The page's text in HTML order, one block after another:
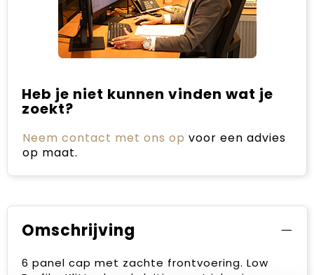
Heb je niet kunnen vinden wat je
zoekt?
Neem contact met ons op voor een advies
op maat.
Omschrijving
6 panel cap met zachte frontvoering. Low